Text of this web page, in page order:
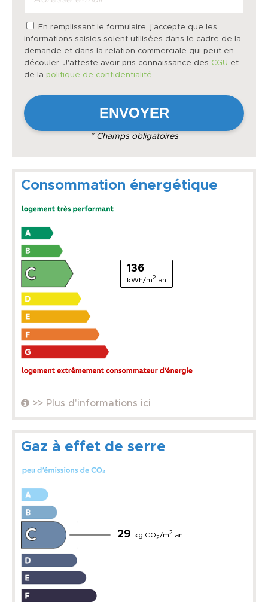
En remplissant le formulaire, j'accepte que les
informations saisies soient utilisées dans le cadre de la
demande et dans la relation commerciale qui peut en
découler. J'atteste avoir pris connaissance des CGU et
de la politique de confidentialité
* Champs obligatoires
Consommation énergétique
136
kWh/m2 .an
>> Plus d'informations ici
Gaz à effet de serre
29 kg CO2/m2 .an